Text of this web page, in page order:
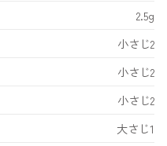
2.5g
小さじ2
小さじ2
小さじ2
大さじ1